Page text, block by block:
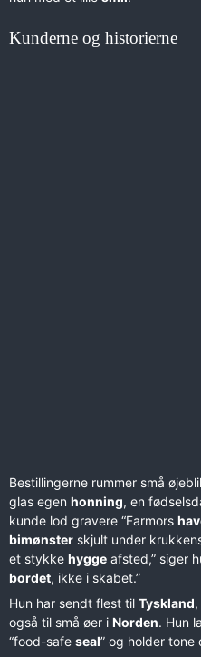
Kunderne og historierne
Bestillingerne rummer små
glas egen honning, en
kunde lod gravere “Farmors
bimønster skjult under
et stykke hygge afsted,” siger
bordet, ikke i skabet.”
Hun har sendt flest til Tyskland
også til små øer i Norden. Hun
“food-safe seal” og holder tone